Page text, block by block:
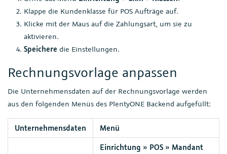
Klappe die Kundenklasse für POS Aufträge auf.
Klicke mit der Maus auf die Zahlungsart, um sie zu
aktivieren.
Speichere die Einstellungen.
Rechnungsvorlage anpassen
Die Unternehmensdaten auf der Rechnungsvorlage werden
aus den folgenden Menüs des PlentyONE Backend aufgefüllt:
Unternehmensdaten Menü
Einrichtung » POS » Mandant